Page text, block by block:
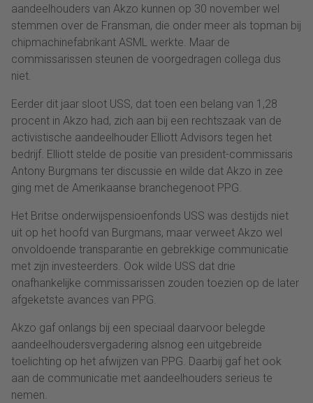
aandeelhouders van Akzo kunnen op 30 november wel
stemmen over de Fransman, die onder meer als topman bij
chipmachinefabrikant ASML werkte. Maar de
commissarissen steunen de voorgedragen collega dus
niet.
Eerder dit jaar sloot USS, dat toen een belang van 1,28
procent in Akzo had, zich aan bij een rechtszaak van de
activistische aandeelhouder Elliott Advisors tegen het
bedrijf. Elliott stelde de positie van president-commissaris
Antony Burgmans ter discussie en wilde dat Akzo in zee
ging met de Amerikaanse branchegenoot PPG.
Het Britse onderwijspensioenfonds USS was destijds niet
uit op het hoofd van Burgmans, maar verweet Akzo wel
onvoldoende transparantie en gebrekkige communicatie
met zijn investeerders. Ook wilde USS dat drie
onafhankelijke commissarissen zouden toezien op de later
afgeketste avances van PPG.
Akzo gaf onlangs bij een speciaal daarvoor belegde
aandeelhoudersvergadering alsnog een uitgebreide
toelichting op het afwijzen van PPG. Daarbij gaf het ook
aan de communicatie met aandeelhouders serieus te
nemen.